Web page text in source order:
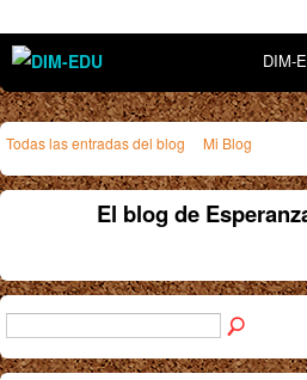
DIM-
Todas las entradas del blog Mi Blog
El blog de